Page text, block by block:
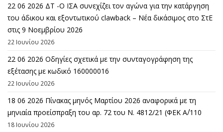
22 06 2026 ΔΤ -Ο ΙΣΑ συνεχίζει τον αγώνα για την κατάργηση
του άδικου και εξοντωτικού clawback – Νέα δικάσιμος στο ΣτΕ
στις 9 Νοεμβρίου 2026
22 Ιουνίου 2026
22 06 2026 Οδηγίες σχετικά με την συνταγογράφηση της
εξέτασης με κωδικό 160000016
22 Ιουνίου 2026
18 06 2026 Πίνακας μηνός Μαρτίου 2026 αναφορικά με τη
μηνιαία προείσπραξη του αρ. 72 του Ν. 4812/21 (ΦΕΚ Α΄/110
18 Ιουνίου 2026